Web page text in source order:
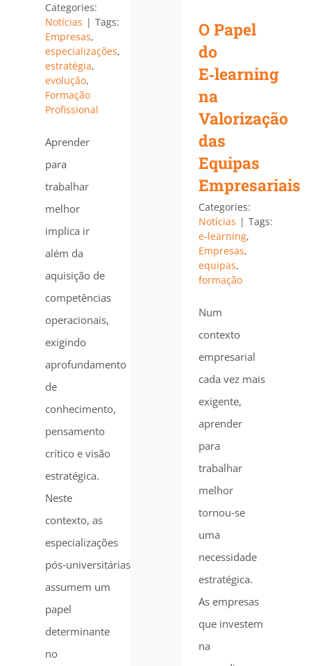
Categories:
Notícias | Tags:
Empresas,
especializações,
estratégia,
evolução,
Formação
Profissional
Aprender
para
trabalhar
melhor
implica ir
além da
aquisição de
competências
operacionais,
exigindo
aprofundamento
de
conhecimento,
pensamento
crítico e visão
estratégica.
Neste
contexto, as
especializações
pós‑universitárias
assumem um
papel
determinante
no
O Papel
do
E‑learning
na
Valorização
das
Equipas
Empresariais
Categories:
Notícias | Tags:
e-learning,
Empresas,
equipas,
formação
Num
contexto
empresarial
cada vez mais
exigente,
aprender
para
trabalhar
melhor
tornou‑se
uma
necessidade
estratégica.
As empresas
que investem
na